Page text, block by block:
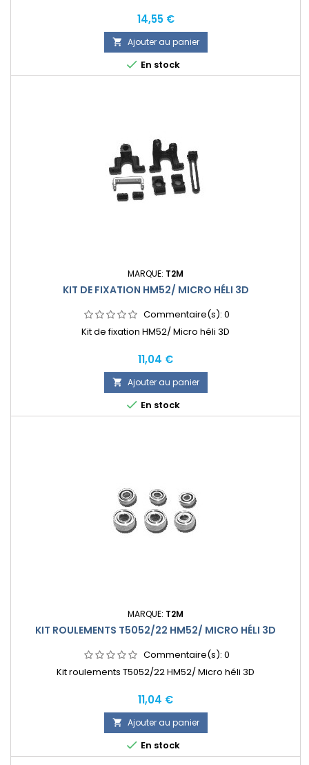
Prix
14,55 €
 Ajouter au panier
 En stock
MARQUE: T2M
KIT DE FIXATION HM52/ MICRO HÉLI 3D
Commentaire(s): 0
Kit de fixation HM52/ Micro héli 3D
Prix
11,04 €
 Ajouter au panier
 En stock
MARQUE: T2M
KIT ROULEMENTS T5052/22 HM52/ MICRO HÉLI 3D
Commentaire(s): 0
Kit roulements T5052/22 HM52/ Micro héli 3D
Prix
11,04 €
 Ajouter au panier
 En stock